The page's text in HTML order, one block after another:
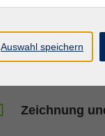
Sicher
Zeichnung
Auswahl speichern